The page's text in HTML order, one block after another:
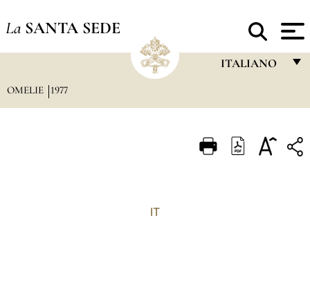
La SANTA SEDE
ITALIANO
ITALIANO
OMELIE 1977
IT